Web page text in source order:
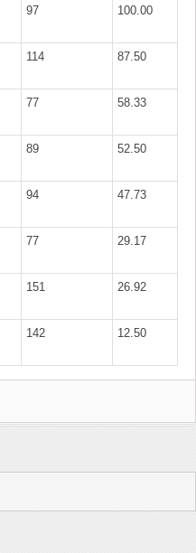
97 100.00
114 87.50
77 58.33
89 52.50
94 47.73
77 29.17
151 26.92
142 12.50